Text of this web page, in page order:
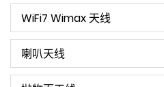
WiFi7 Wimax 天线
喇叭天线